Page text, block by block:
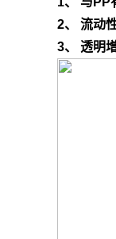
2、 流动
3、 透明